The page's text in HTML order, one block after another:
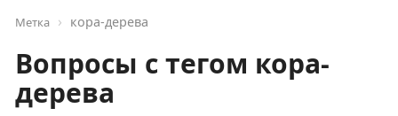
Метка кора-дерева
Вопросы с тегом кора-
дерева